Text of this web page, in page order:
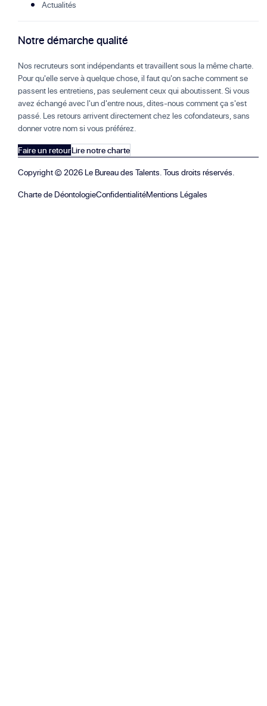
Actualités
Notre démarche qualité
Nos recruteurs sont indépendants et travaillent sous la même charte.
Pour qu'elle serve à quelque chose, il faut qu'on sache comment se
passent les entretiens, pas seulement ceux qui aboutissent. Si vous
avez échangé avec l'un d'entre nous, dites-nous comment ça s'est
passé. Les retours arrivent directement chez les cofondateurs, sans
donner votre nom si vous préférez.
Faire un retourLire notre charte
Copyright ©2026 Le Bureau des Talents. Tous droits réservés.
Charte de DéontologieConfidentialitéMentions Légales